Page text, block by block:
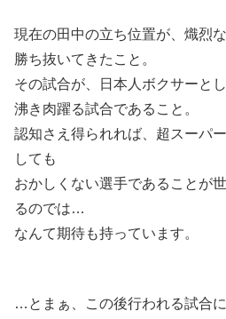
現在の田中の立ち位置が、熾烈
勝ち抜いてきたこと。
その試合が、日本人ボクサーと
沸き肉躍る試合であること。
認知さえ得られれば、超スーパ
しても
おかしくない選手であることが
るのでは…
なんて期待も持っています。
…とまぁ、この後行われる試合